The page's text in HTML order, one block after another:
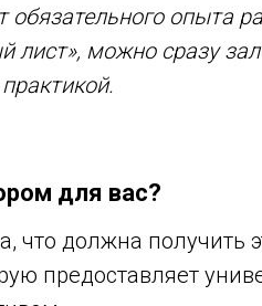
обязательного опыта
лист», можно сразу
для вас?
что должна получить
предоставляет